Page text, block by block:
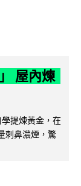
屋內煉
提煉黃金，在
刺鼻濃煙，驚